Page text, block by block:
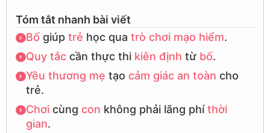
Tóm tắt nhanh bài viết
Bốgiúp trẻ học qua trò chơi mạo hiểm.
Quy tắccần thực thi kiên định từ bố.
Yêu thương mẹ tạo cảm giác an toàn cho
trẻ.
Chơicùng con không phải lãng phíthời
gian.